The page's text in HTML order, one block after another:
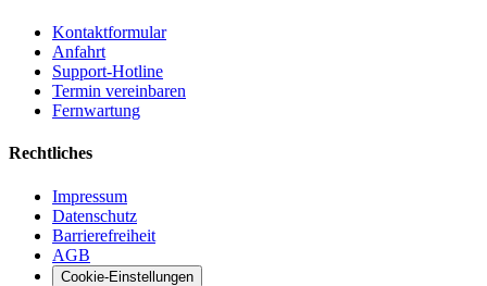
Kontaktformular
Anfahrt
Support-Hotline
Termin vereinbaren
Fernwartung
Rechtliches
Impressum
Datenschutz
Barrierefreiheit
AGB
Cookie-Einstellungen